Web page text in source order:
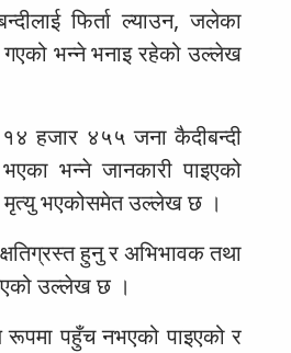
फिर्ता ल्याउन, जलेका
भन्ने भनाइ रहेको उल्लेख
हजार ४५५ जना कैदीबन्दी
भन्ने जानकारी पाइएको
मृत्यु भएकोसमेत उल्लेख छ ।
हुनु र अभिभावक तथा
उल्लेख छ ।
रूपमा पहुँच नभएको पाइएको र